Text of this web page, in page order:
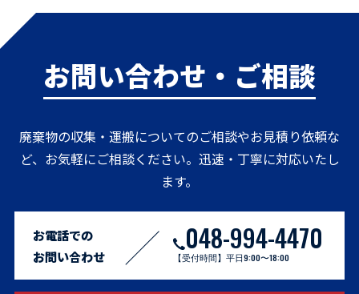
お問い合わせ・ご相談
廃棄物の収集・運搬についてのご相談やお見積り依頼な
ど、お気軽にご相談ください。迅速・丁寧に対応いたし
ます。
お電話での
お問い合わせ
048-994-4470
【受付時間】平日9:00〜18:00